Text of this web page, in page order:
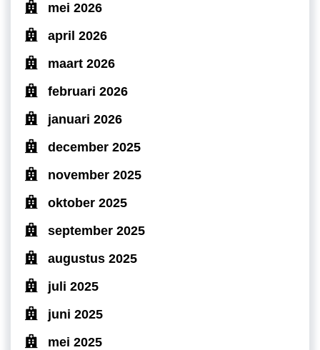
mei 2026
april 2026
maart 2026
februari 2026
januari 2026
december 2025
november 2025
oktober 2025
september 2025
augustus 2025
juli 2025
juni 2025
mei 2025